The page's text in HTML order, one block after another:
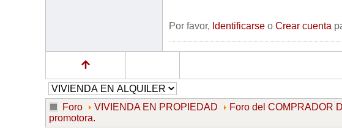
Por favor, Identificarse o Crear cuenta
Foro VIVIENDA EN PROPIEDAD Foro del COMPRADOR
promotora.